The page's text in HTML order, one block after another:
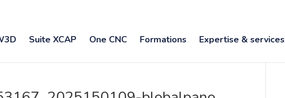
Suite XCAP One CNC Formations Expertise & services